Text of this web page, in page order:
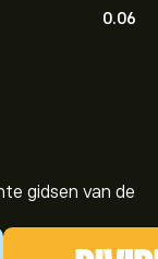
0.06
gidsen van de